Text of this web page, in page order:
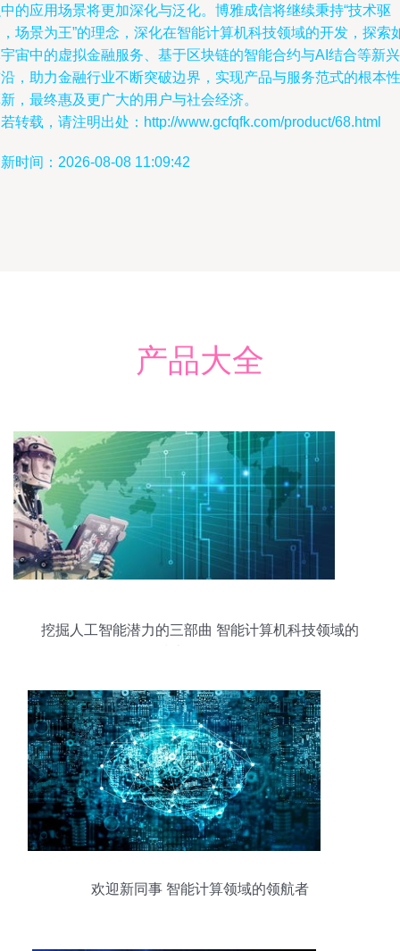
的应用场景将更加深化与泛化。博雅成信将继续秉持“技术驱
场景为王”的理念，深化在智能计算机科技领域的开发，探索
宙中的虚拟金融服务、基于区块链的智能合约与AI结合等新兴
，助力金融行业不断突破边界，实现产品与服务范式的根本性
，最终惠及更广大的用户与社会经济。
转载，请注明出处：http://www.gcfqfk.com/product/68.html
时间：2026-08-08 11:09:42
产品大全
挖掘人工智能潜力的三部曲 智能计算机科技领域的
欢迎新同事 智能计算领域的领航者